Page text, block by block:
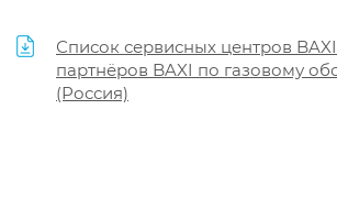
Список сервисных центров
партнёров BAXI по газовому
(Россия)